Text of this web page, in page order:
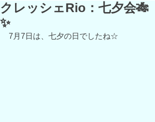
クレッシェRio：七夕会🎋
✨
7月7日は、七夕の日でしたね☆